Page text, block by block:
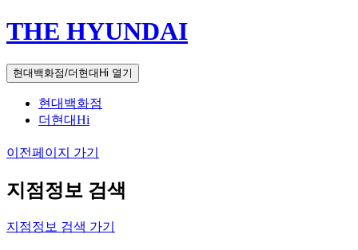
THE HYUNDAI
현대백화점/더현대Hi 열기
현대백화점
더현대Hi
이전페이지 가기
지점정보 검색
지점정보 검색 가기